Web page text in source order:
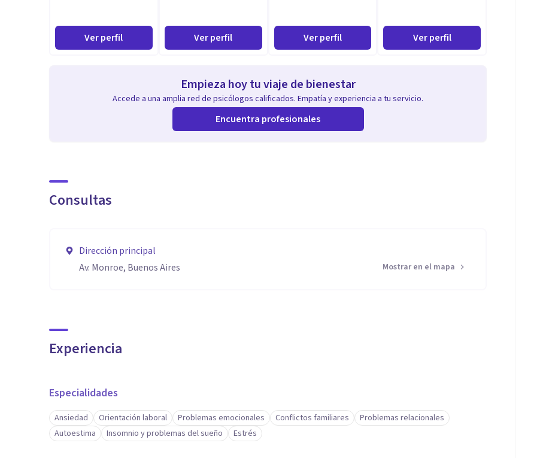
Ver perfil Ver perfil Ver perfil Ver perfil
Empieza hoy tu viaje de bienestar
Accede a una amplia red de psicólogos calificados. Empatía y experiencia a tu servicio.
Encuentra profesionales
Consultas
Dirección principal
Av. Monroe, Buenos Aires
Mostrar en el mapa
Experiencia
Especialidades
Ansiedad Orientación laboral Problemas emocionales Conflictos familiares
Problemas relacionales
Autoestima
Insomnio y problemas del sueño Estrés